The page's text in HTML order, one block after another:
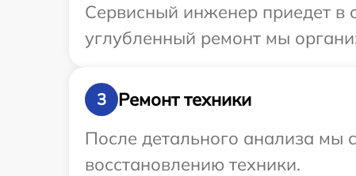
Сервисный инженер приедет в
углубленный ремонт мы
3
Ремонт техники
После детального анализа мы
восстановлению техники.